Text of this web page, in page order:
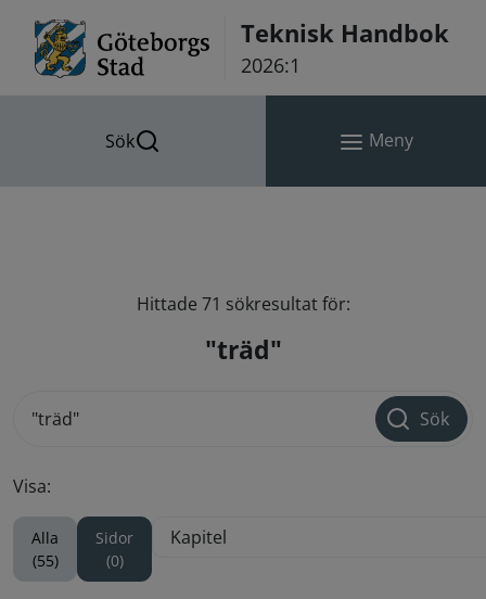
Teknisk Handbok
2026:1
Sök Meny
Hittade 71 sökresultat för:
"träd"
Sök
Visa:
Alla
(55)
Sidor
(0)